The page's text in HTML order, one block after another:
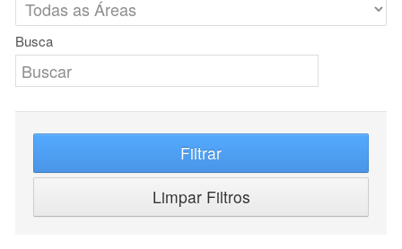
Busca
Filtrar
Limpar Filtros